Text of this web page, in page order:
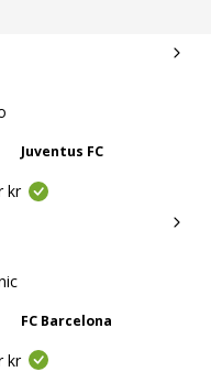
Juventus FC
kr
FC Barcelona
kr